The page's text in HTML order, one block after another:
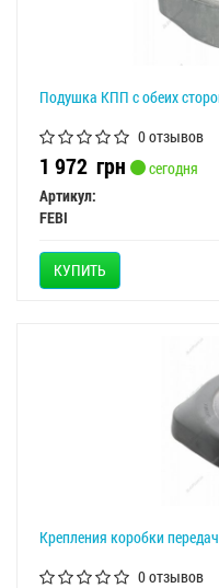
Подушка КПП с обеих
0 отзывов
1 972 грн
сегодня
Артикул:
FEBI
КУПИТЬ
Крепления коробки
0 отзывов